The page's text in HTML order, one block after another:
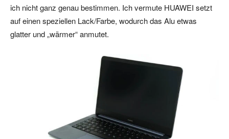
ich nicht ganz genau bestimmen. Ich vermute HUAWEI setzt
auf einen speziellen Lack/Farbe, wodurch das Alu etwas
glatter und „wärmer“ anmutet.